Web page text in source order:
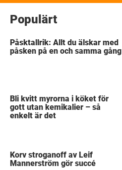
Populärt
Påsktallrik: Allt du älskar med
påsken på en och samma gång
Bli kvitt myrorna i köket för
gott utan kemikalier – så
enkelt är det
Korv stroganoff av Leif
Mannerström gör succé